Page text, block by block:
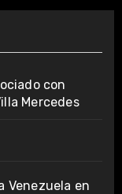
con
Mercedes
Venezuela en